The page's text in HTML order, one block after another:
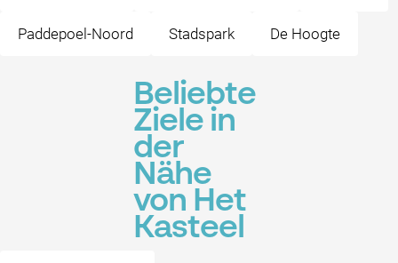
Paddepoel-Noord Stadspark De Hoogte
Beliebte
Ziele in
der
Nähe
von Het
Kasteel